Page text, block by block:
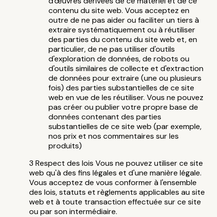
contenu du site web. Vous acceptez en
outre de ne pas aider ou faciliter un tiers à
extraire systématiquement ou à réutiliser
des parties du contenu du site web et, en
particulier, de ne pas utiliser d'outils
d'exploration de données, de robots ou
d'outils similaires de collecte et d'extraction
de données pour extraire (une ou plusieurs
fois) des parties substantielles de ce site
web en vue de les réutiliser. Vous ne pouvez
pas créer ou publier votre propre base de
données contenant des parties
substantielles de ce site web (par exemple,
nos prix et nos commentaires sur les
produits)
Respect des lois Vous ne pouvez utiliser ce site
web qu'à des fins légales et d'une manière légale.
Vous acceptez de vous conformer à l'ensemble
des lois, statuts et règlements applicables au site
web et à toute transaction effectuée sur ce site
ou par son intermédiaire.